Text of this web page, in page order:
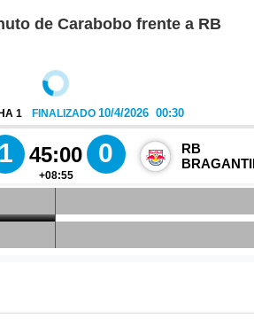
de Carabobo frente a RB